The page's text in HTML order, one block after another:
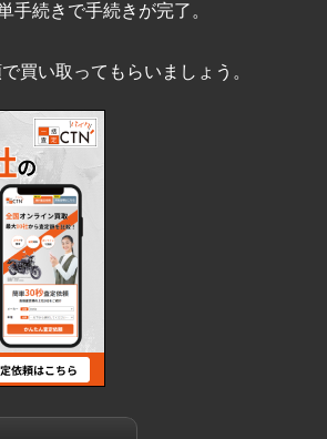
手続きで手続きが完了。
買い取ってもらいましょう。